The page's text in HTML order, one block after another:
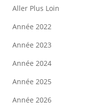
Aller Plus Loin
Année 2022
Année 2023
Année 2024
Année 2025
Année 2026